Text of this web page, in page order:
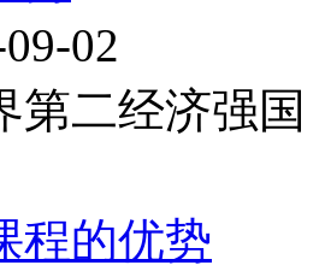
02
第二经济强
程的优势